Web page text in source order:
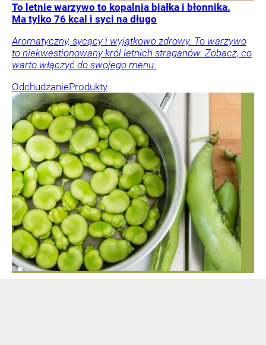
To letnie warzywo to kopalnia białka i błonnika.
Ma tylko 76 kcal i syci na długo
Aromatyczny, sycący i wyjątkowo zdrowy. To warzywo
to niekwestionowany król letnich straganów. Zobacz, co
warto włączyć do swojego menu.
OdchudzanieProdukty